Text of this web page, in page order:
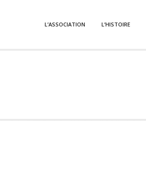
L’ASSOCIATION L’HISTOIRE